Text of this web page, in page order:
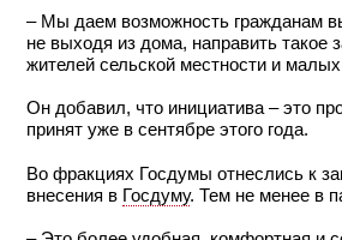
– Мы даем возможность гражданам
не выходя из дома, направить такое
жителей сельской местности и
Он добавил, что инициатива – это
принят уже в сентябре этого года.
Во фракциях Госдумы отнеслись к
внесения в Госдуму. Тем не менее в